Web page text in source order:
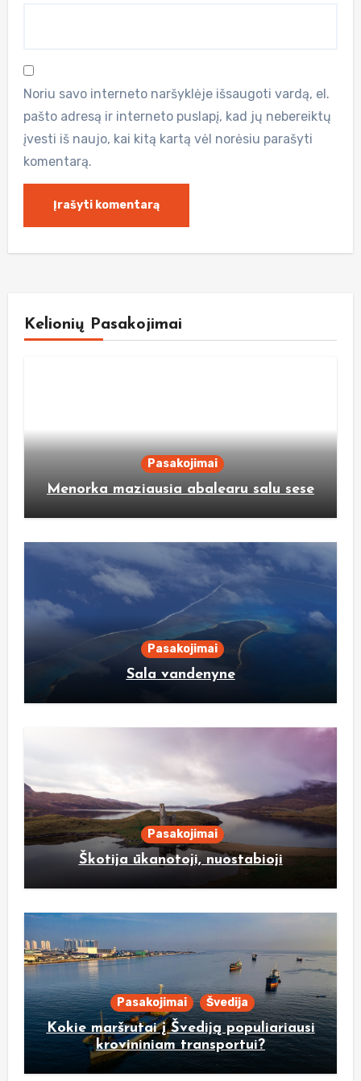
Noriu savo interneto naršyklėje išsaugoti vardą, el.
pašto adresą ir interneto puslapį, kad jų nebereiktų
įvesti iš naujo, kai kitą kartą vėl norėsiu parašyti
komentarą.
Kelionių Pasakojimai
Pasakojimai
Menorka maziausia abalearu salu sese
Pasakojimai
Sala vandenyne
Pasakojimai
Škotija ūkanotoji, nuostabioji
Pasakojimai Švedija
Kokie maršrutai į Švediją populiariausi
krovininiam transportui?